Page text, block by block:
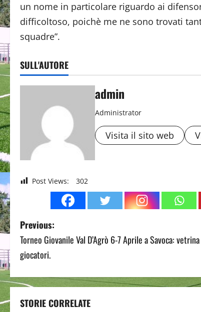
un nome in particolare riguardo ai
difficoltoso, poichè me ne sono trovati
squadre”.
SULL'AUTORE
admin
Administrator
Visita il sito web
Post Views: 302
P
o
t
Previous:
Torneo Giovanile Val D’Agrò 6-7 Aprile a Savoca:
giocatori.
STORIE CORRELATE